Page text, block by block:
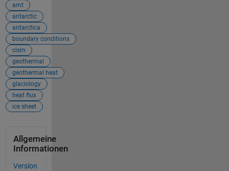
amt
antarctic
antarctica
boundary conditions
cism
geothermal
geothermal heat
glaciology
heat flux
ice sheet
Allgemeine
Informationen
Version